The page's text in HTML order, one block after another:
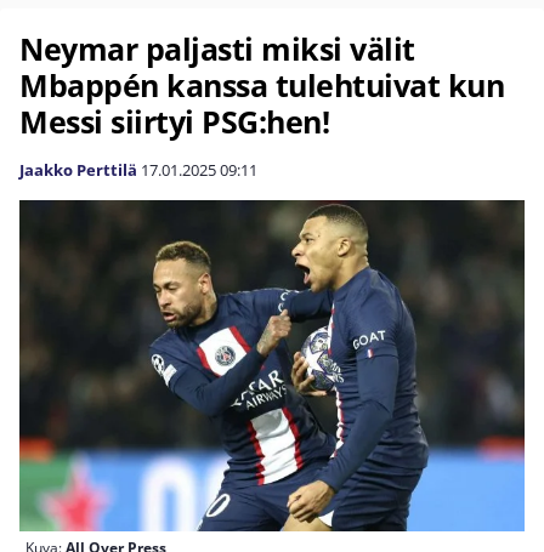
Neymar paljasti miksi välit
Mbappén kanssa tulehtuivat kun
Messi siirtyi PSG:hen!
Jaakko Perttilä 17.01.202509:11
Kuva:All Over Press